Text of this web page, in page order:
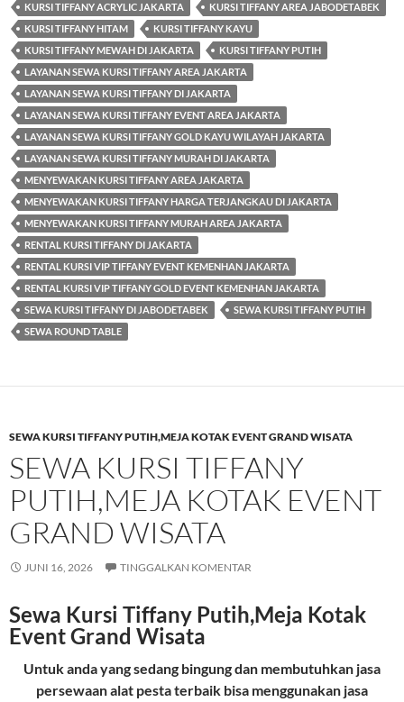
KURSI TIFFANY ACRYLIC JAKARTA
KURSI TIFFANY AREA JABODETABEK
KURSI TIFFANY HITAM
KURSI TIFFANY KAYU
KURSI TIFFANY MEWAH DI JAKARTA
KURSI TIFFANY PUTIH
LAYANAN SEWA KURSI TIFFANY AREA JAKARTA
LAYANAN SEWA KURSI TIFFANY DI JAKARTA
LAYANAN SEWA KURSI TIFFANY EVENT AREA JAKARTA
LAYANAN SEWA KURSI TIFFANY GOLD KAYU WILAYAH JAKARTA
LAYANAN SEWA KURSI TIFFANY MURAH DI JAKARTA
MENYEWAKAN KURSI TIFFANY AREA JAKARTA
MENYEWAKAN KURSI TIFFANY HARGA TERJANGKAU DI JAKARTA
MENYEWAKAN KURSI TIFFANY MURAH AREA JAKARTA
RENTAL KURSI TIFFANY DI JAKARTA
RENTAL KURSI VIP TIFFANY EVENT KEMENHAN JAKARTA
RENTAL KURSI VIP TIFFANY GOLD EVENT KEMENHAN JAKARTA
SEWA KURSI TIFFANY DI JABODETABEK
SEWA KURSI TIFFANY PUTIH
SEWA ROUND TABLE
SEWA KURSI TIFFANY PUTIH,MEJA KOTAK EVENT GRAND WISATA
SEWA KURSI TIFFANY
PUTIH,MEJA KOTAK EVENT
GRAND WISATA
JUNI 16, 2026 TINGGALKAN KOMENTAR
Sewa Kursi Tiffany Putih,Meja Kotak
Event Grand Wisata
Untuk anda yang sedang bingung dan membutuhkan jasa
persewaan alat pesta terbaik bisa menggunakan jasa